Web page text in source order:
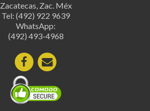
Zacatecas, Zac. Méx
Tel: (492) 922 9639
WhatsApp:
(492) 493-4968